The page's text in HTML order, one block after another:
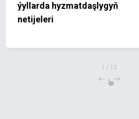
ýyllarda hyzmatdaşlygyň
netijeleri
1 / 12